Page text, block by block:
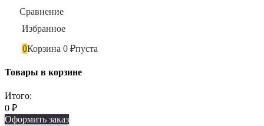
Сравнение
Избранное
0Корзина 0 ₽пуста
Товары в корзине
Итого:
0 ₽
Оформить заказ